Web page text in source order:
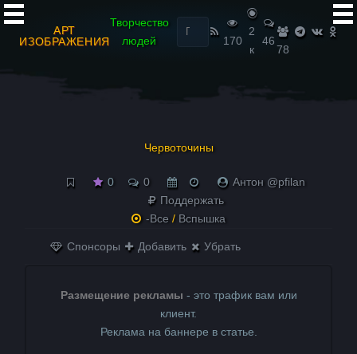
АРТ
ИЗОБРАЖЕНИЯ
Творчество
людей
Найти:
170
2
к
46
78
Червоточины
0 0
Антон @pfilan
Поддержать
-Все / Вспышка
Спонсоры Добавить Убрать
Размещение рекламы - это трафик вам или
клиент.
Реклама на баннере в статье.